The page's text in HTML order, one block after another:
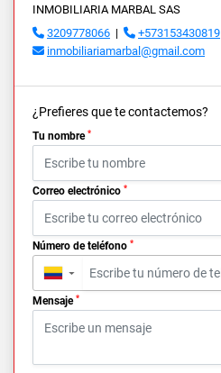
INMOBILIARIA MARBAL SAS
3209778066 |
+573153430819
inmobiliariamarbal@gmail.com
¿Prefieres que te contactemos?
Tu nombre *
Correo electrónico *
Número de teléfono *
▼
Mensaje *